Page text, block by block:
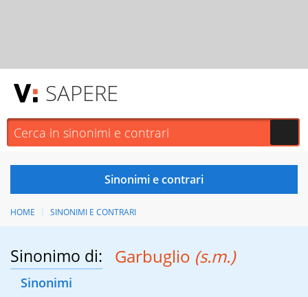
SAPERE
HOME SINONIMI E CONTRARI
Sinonimo di: Garbuglio (s.m.)
Sinonimi